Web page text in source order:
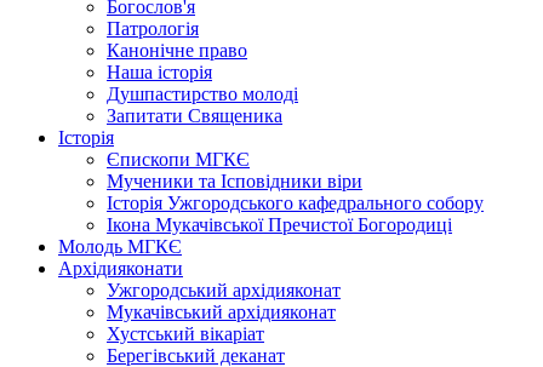
Богослов'я
Патрологія
Канонічне право
Наша історія
Душпастирство молоді
Запитати Священика
Історія
Єпископи МГКЄ
Мученики та Ісповідники віри
Історія Ужгородського кафедрального собору
Ікона Мукачівської Пречистої Богородиці
Молодь МГКЄ
Архідияконати
Ужгородський архідияконат
Мукачівський архідияконат
Хустський вікаріат
Берегівський деканат